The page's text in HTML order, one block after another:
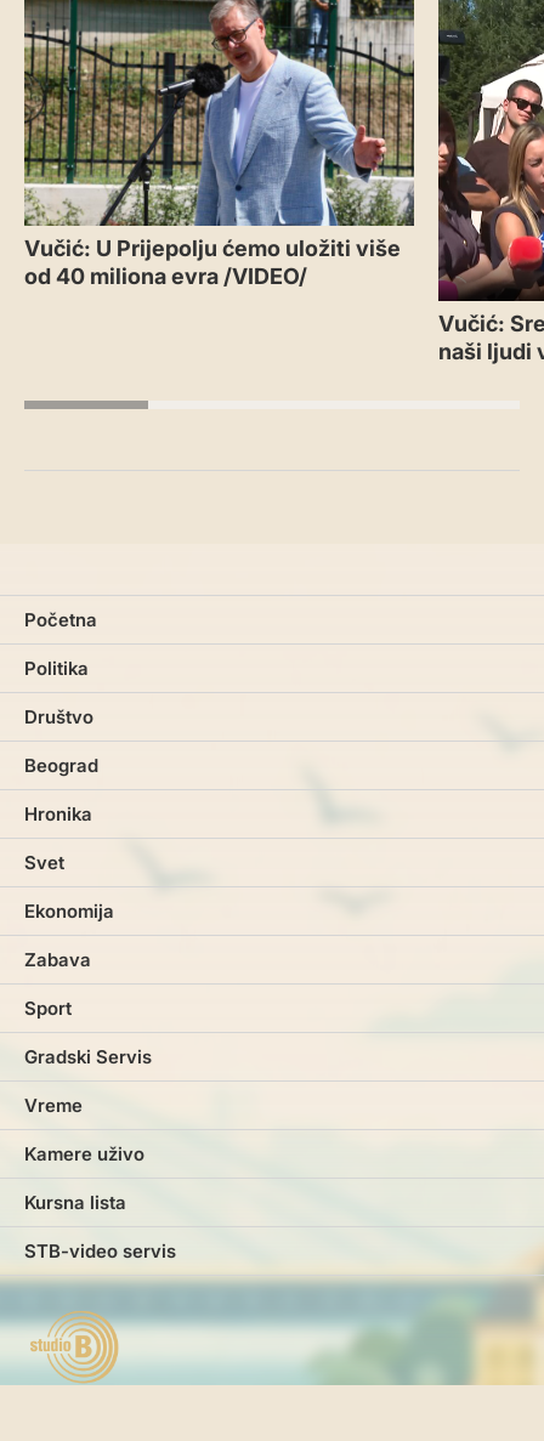
Vučić: U Prijepolju ćemo uložiti više
od 40 miliona evra /VIDEO/
Vučić:
naši ljudi
Početna
Politika
Društvo
Beograd
Hronika
Svet
Ekonomija
Zabava
Sport
Gradski Servis
Vreme
Kamere uživo
Kursna lista
STB-video servis